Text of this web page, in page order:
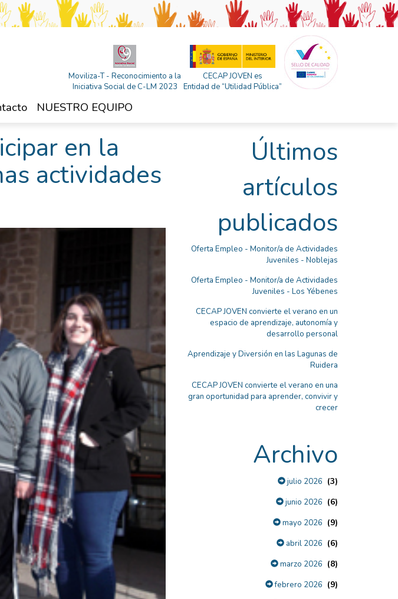
Moviliza-T - Reconocimiento a la
Iniciativa Social de C-LM 2023
CECAP JOVEN es
Entidad de “Utilidad Pública”
NUESTRO EQUIPO
en la
actividades
Últimos
artículos
publicados
Oferta Empleo - Monitor/a de Actividades
Juveniles - Noblejas
Oferta Empleo - Monitor/a de Actividades
Juveniles - Los Yébenes
CECAP JOVEN convierte el verano en un
espacio de aprendizaje, autonomía y
desarrollo personal
Aprendizaje y Diversión en las Lagunas de
Ruidera
CECAP JOVEN convierte el verano en una
gran oportunidad para aprender, convivir y
crecer
Archivo
julio 2026 (3)
junio 2026 (6)
mayo 2026 (9)
abril 2026 (6)
marzo 2026 (8)
febrero 2026 (9)